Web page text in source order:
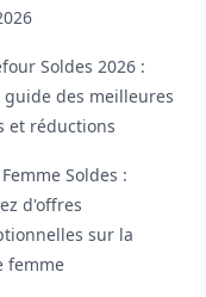
Soldes 2026 :
guide des meilleures
et réductions
Soldes :
d'offres
sur la
femme